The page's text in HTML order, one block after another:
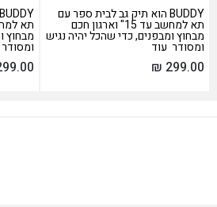
BUDDY הוא תיק גב לבית ספר עם
תא למחשב עד 15" וארגון חכם
מבחוץ ומבפנים, כדי שהכל יהיה נגיש
ומסודר עוד
₪ 299.00
מבחוץ